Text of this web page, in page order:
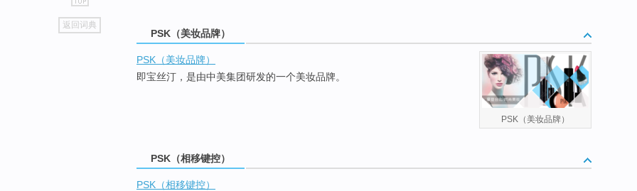
go
top
返回词典
PSK（美妆品牌）
PSK（美妆品牌）
PSK（美妆品牌）
即宝丝汀，是由中美集团研发的一个美妆品牌。
PSK（相移键控）
PSK（相移键控）